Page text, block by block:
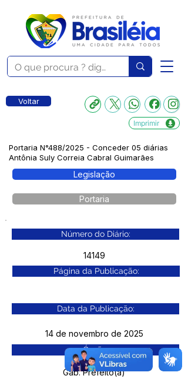
Voltar
Imprimir
Portaria N°488/2025 - Conceder 05 diárias
Antônia Suly Correia Cabral Guimarães
Legislação
Portaria
Número do Diário:
14149
Página da Publicação:
Data da Publicação:
14 de novembro de 2025
Órgão:
Gab. Prefeito(a)